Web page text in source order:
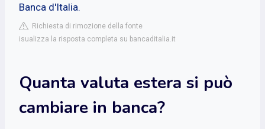
Banca d'Italia.
Richiesta di rimozione della fonte
isualizza la risposta completa su bancaditalia.it
Quanta valuta estera si può
cambiare in banca?